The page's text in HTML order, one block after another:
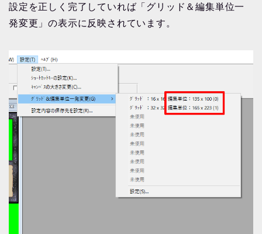
設定を正しく完了していれば「グリッド＆編集単位一
発変更」の表示に反映されています。